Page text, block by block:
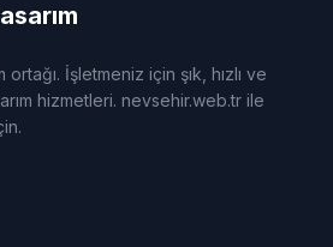
İşletmeniz için şık, hızlı ve
hizmetleri. nevsehir.web.tr ile